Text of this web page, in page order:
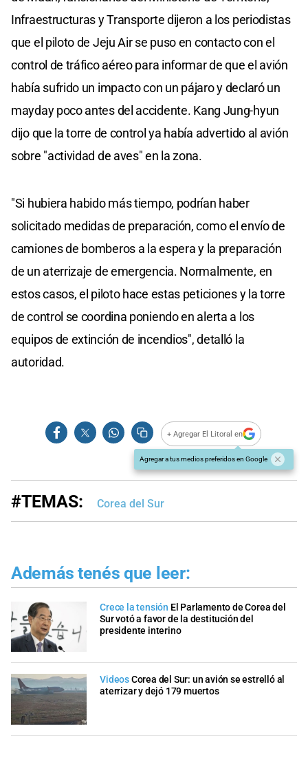
Infraestructuras y Transporte dijeron a los periodistas
que el piloto de Jeju Air se puso en contacto con el
control de tráfico aéreo para informar de que el avión
había sufrido un impacto con un pájaro y declaró un
mayday poco antes del accidente. Kang Jung-hyun
dijo que la torre de control ya había advertido al avión
sobre "actividad de aves" en la zona.
"Si hubiera habido más tiempo, podrían haber
solicitado medidas de preparación, como el envío de
camiones de bomberos a la espera y la preparación
de un aterrizaje de emergencia. Normalmente, en
estos casos, el piloto hace estas peticiones y la torre
de control se coordina poniendo en alerta a los
equipos de extinción de incendios", detalló la
autoridad.
+ Agregar El Litoral en
Agregar a tus medios preferidos en Google
#TEMAS: Corea del Sur
Además tenés que leer:
Crece la tensión El Parlamento de Corea del
Sur votó a favor de la destitución del
presidente interino
VideosCorea del Sur: un avión se estrelló al
aterrizar y dejó 179 muertos